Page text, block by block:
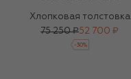
Хлопковая толстовка
75 250 ₽52 700 ₽
-30%